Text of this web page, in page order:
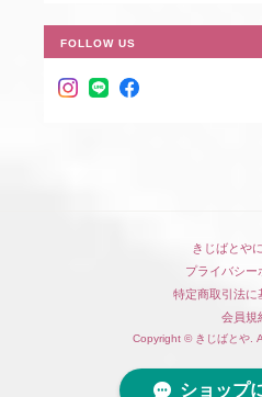
FOLLOW US
きじばとや
プライバシー
特定商取引法に
会員規
Copyright © きじばとや.
ショップ